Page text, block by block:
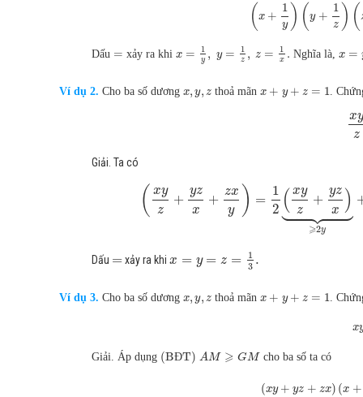
( x +
1
y ) (y +
1
z ) (
Dấu = xảy ra khix = 1
y , y = 1
z , z = 1
x . Nghĩa là, x =
Ví dụ 2. Cho ba số dương x, y, zthoả mãn x + y + z = 1 .
x
z
Giải. Ta có
( xy
z
+
yz
x
+
zx
y
) =
1
2 ( xy
z
+
yz
x )
 

 
⩾2y
Dấu =xảy ra khix = y = z =
1
3 .
Ví dụ 3. Cho ba số dương x, y, zthoả mãn x + y + z = 1.
x
Giải. Áp dụng (BĐT) AM ⩾ GMcho ba số ta có
(xy + yz + zx) (x +